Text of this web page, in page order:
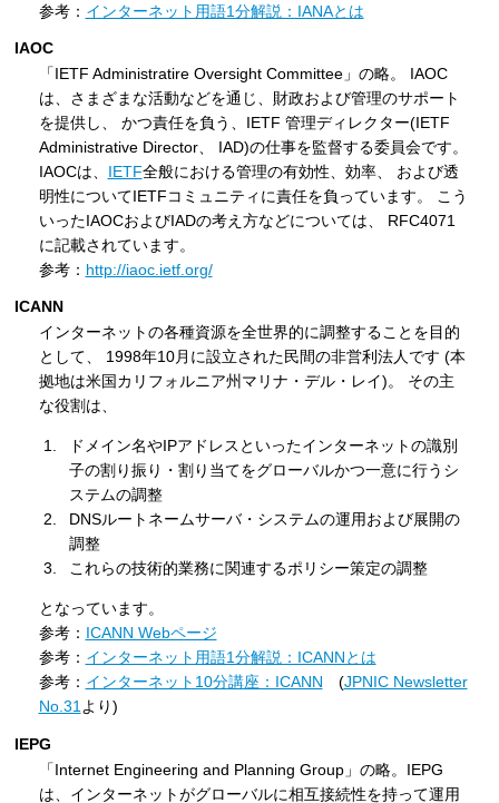
参考： インターネット用語1分解説：IANAとは
IAOC
「IETF Administratire Oversight Committee」の略。 IAOC
は、さまざまな活動などを通じ、財政および管理のサポート
を提供し、 かつ責任を負う、IETF 管理ディレクター(IETF
Administrative Director、 IAD)の仕事を監督する委員会です。
IAOCは、 IETF全般における管理の有効性、効率、 および透
明性についてIETFコミュニティに責任を負っています。 こう
いったIAOCおよびIADの考え方などについては、 RFC4071
に記載されています。
参考： http://iaoc.ietf.org/
ICANN
インターネットの各種資源を全世界的に調整することを目的
として、 1998年10月に設立された民間の非営利法人です (本
拠地は米国カリフォルニア州マリナ・デル・レイ)。 その主
な役割は、
ドメイン名やIPアドレスといったインターネットの識別
子の割り振り・割り当てをグローバルかつ一意に行うシ
ステムの調整
DNSルートネームサーバ・システムの運用および展開の
調整
これらの技術的業務に関連するポリシー策定の調整
となっています。
参考： ICANN Webページ
参考： インターネット用語1分解説：ICANNとは
参考： インターネット10分講座：ICANN (JPNIC Newsletter
No.31より)
IEPG
「Internet Engineering and Planning Group」の略。IEPG
は、インターネットがグローバルに相互接続性を持って運用